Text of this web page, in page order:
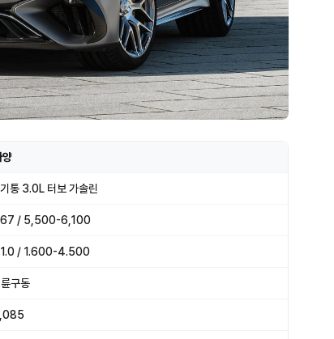
양
통 3.0L 터보 가솔린
/ 5,500-6,100
/ 1.600-4.500
구동